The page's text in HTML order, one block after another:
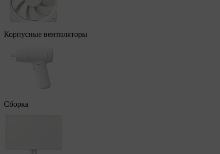
Корпусные вентиляторы
Сборка